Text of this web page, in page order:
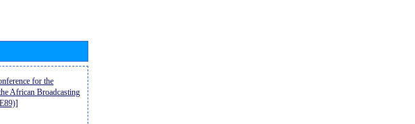
for the
African Broadcasting